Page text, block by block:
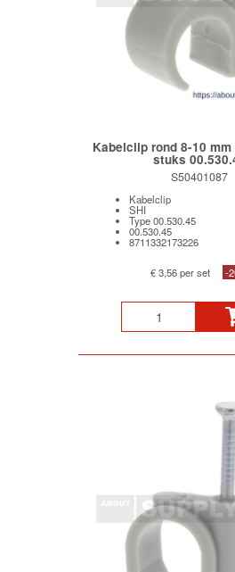
Kabelclip rond 8-10
stuks
S50401087
Kabelclip
SHI
Type 00.530.45
00.530.45
8711332173226
€ 3,56 per set -